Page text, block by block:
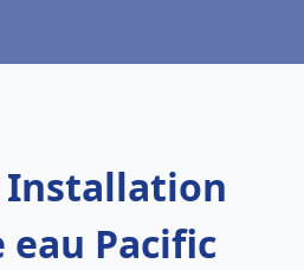
Installation
Pacific